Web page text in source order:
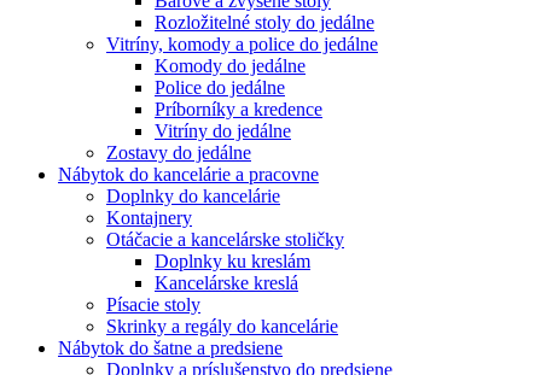
Rozložitelné stoly do jedálne
Vitríny, komody a police do jedálne
Komody do jedálne
Police do jedálne
Príborníky a kredence
Vitríny do jedálne
Zostavy do jedálne
Nábytok do kancelárie a pracovne
Doplnky do kancelárie
Kontajnery
Otáčacie a kancelárske stoličky
Doplnky ku kreslám
Kancelárske kreslá
Písacie stoly
Skrinky a regály do kancelárie
Nábytok do šatne a predsiene
Doplnky a príslušenstvo do predsiene